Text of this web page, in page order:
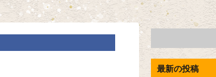
最新の投稿